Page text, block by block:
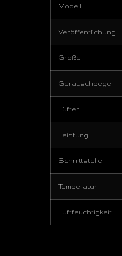
Modell
Veröffentlichung
Größe
Geräuschpegel
Lüfter
Leistung
Schnittstelle
Temperatur
Luftfeuchtigkeit